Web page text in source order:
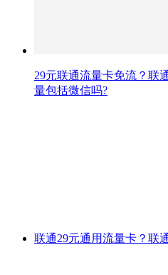
29元联通流量卡免流？联
量包括微信吗?
联通29元通用流量卡？联